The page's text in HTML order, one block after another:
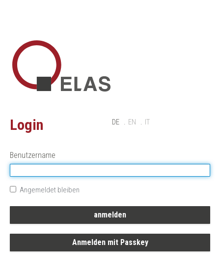
DE EN IT
Login
Benutzername
Angemeldet bleiben
Anmelden mit Passkey